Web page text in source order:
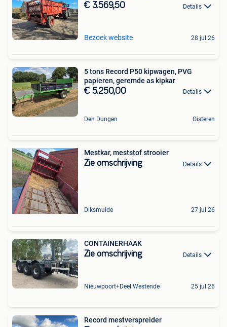
€ 3.569,50 Details
Bezoek website 28 jul 26
5 tons Record P50 kipwagen, PVG
papieren, geremde as kipkar
€ 5.250,00 Details
Den Dungen Gisteren
Mestkar, meststof strooier
Zie omschrijving Details
Diksmuide 27 jul 26
CONTAINERHAAK
Zie omschrijving Details
Nieuwpoort+Deel Westende 25 jul 26
Record mestverspreider